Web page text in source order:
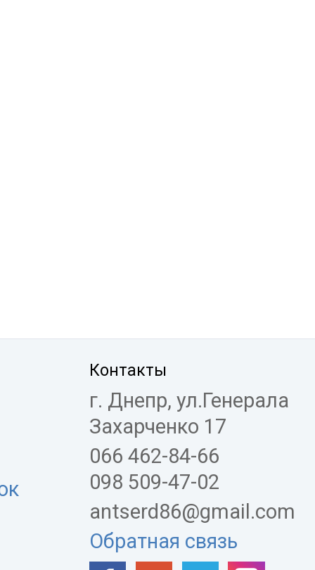
Контакты
г. Днепр, ул.Генерала
Захарченко 17
066 462-84-66
098 509-47-02
antserd86@gmail.com
Обратная связь